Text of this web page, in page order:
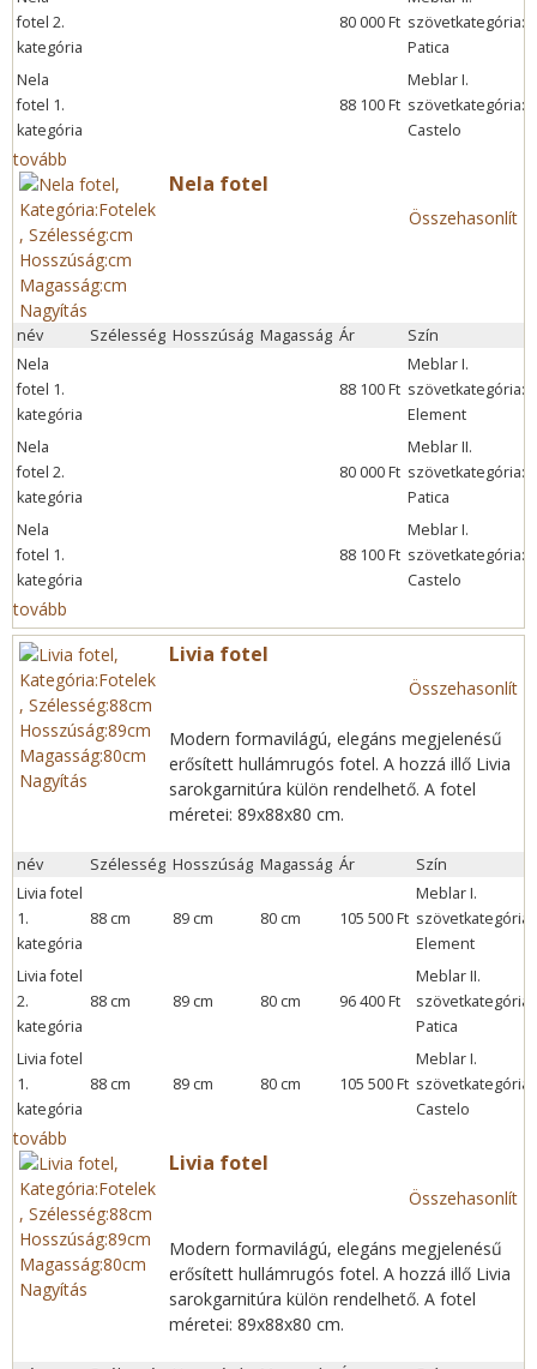
fotel 2.
kategória
80 000 Ft szövetkategória:
Patica
Nela
fotel 1.
kategória
88 100 Ft
Meblar I.
szövetkategória:
Castelo
tovább
Nagyítás
Nela fotel
Összehasonlít
név Szélesség Hosszúság Magasság Ár
Szín
Nela
fotel 1.
kategória
88 100 Ft
Meblar I.
szövetkategória:
Element
Nela
fotel 2.
kategória
80 000 Ft
Meblar II.
szövetkategória:
Patica
Nela
fotel 1.
kategória
88 100 Ft
Meblar I.
szövetkategória:
Castelo
tovább
Nagyítás
Livia fotel
Összehasonlít
Modern formavilágú, elegáns megjelenésű
erősített hullámrugós fotel. A hozzá illő Livia
sarokgarnitúra külön rendelhető. A fotel
méretei: 89x88x80 cm.
név Szélesség Hosszúság Magasság Ár
Szín
Livia fotel
1.
kategória
88 cm 89 cm 80 cm 105 500 Ft
Meblar I.
szövetkategória:
Element
Livia fotel
2.
kategória
88 cm 89 cm 80 cm 96 400 Ft
Meblar II.
szövetkategória:
Patica
Livia fotel
1.
kategória
88 cm 89 cm 80 cm 105 500 Ft
Meblar I.
szövetkategória:
Castelo
tovább
Nagyítás
Livia fotel
Összehasonlít
Modern formavilágú, elegáns megjelenésű
erősített hullámrugós fotel. A hozzá illő Livia
sarokgarnitúra külön rendelhető. A fotel
méretei: 89x88x80 cm.